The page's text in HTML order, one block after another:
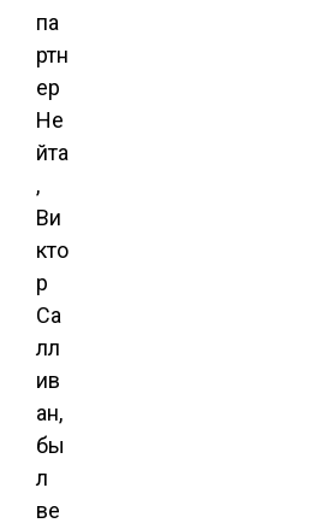
па
ртн
ер
Не
йта
,
Ви
кто
р
Са
лл
ив
ан,
бы
л
ве